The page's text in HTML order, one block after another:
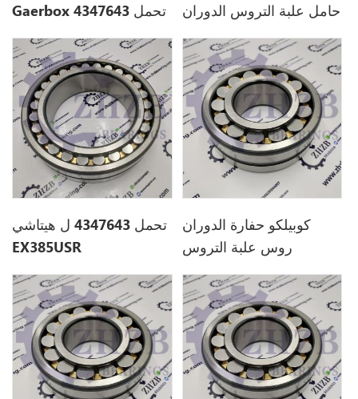
Gaerbox تحمل 4347643
حامل علبة التروس الدوران
تحمل 4347643 ل هيتاشي
EX385USR
كوبيلكو حفارة الدوران
روس علبة التروس
SK135SR